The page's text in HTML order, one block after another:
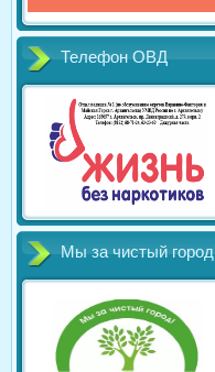
Телефон ОВД
Мы за чистый город